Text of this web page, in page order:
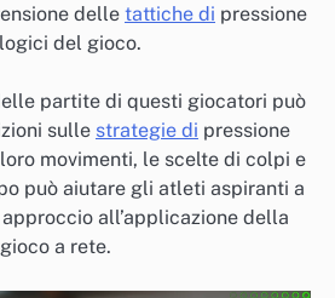
delle tattiche di pressione
del gioco.
partite di questi giocatori può
sulle strategie di pressione
movimenti, le scelte di colpi e
può aiutare gli atleti aspiranti a
all’applicazione della
a rete.